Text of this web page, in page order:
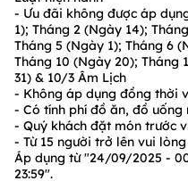
- Ưu đãi không được áp
1); Tháng 2 (Ngày 14);
Tháng 5 (Ngày 1); Tháng 6
Tháng 10 (Ngày 20); Tháng
31) & 10/3 Âm Lịch
- Không áp dụng đồng thời
- Có tính phí đồ ăn, đồ uống
- Quý khách đặt món trước
- Từ 15 người trở lên vui
Áp dụng từ "24/09/2025 -
23:59".